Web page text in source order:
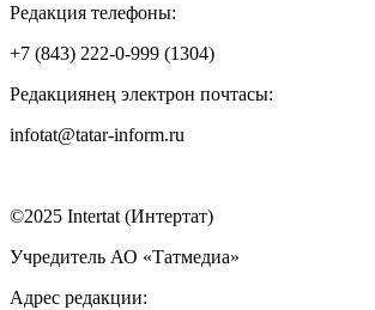
Редакция телефоны:
+7 (843) 222-0-999 (1304)
Редакциянең электрон почтасы:
infotat@tatar-inform.ru
©2025 Intertat (Интертат)
Учредитель АО «Татмедиа»
Адрес редакции: